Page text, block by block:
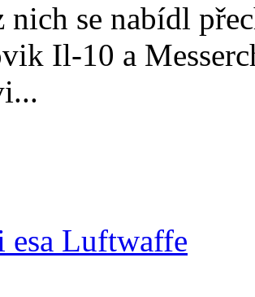
nich se nabídl
Il-10 a
esa Luftwaffe